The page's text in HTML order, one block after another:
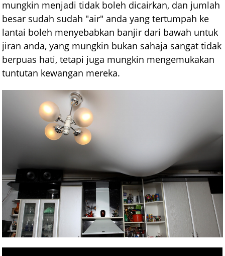
mungkin menjadi tidak boleh dicairkan, dan jumlah
besar sudah sudah "air" anda yang tertumpah ke
lantai boleh menyebabkan banjir dari bawah untuk
jiran anda, yang mungkin bukan sahaja sangat tidak
berpuas hati, tetapi juga mungkin mengemukakan
tuntutan kewangan mereka.